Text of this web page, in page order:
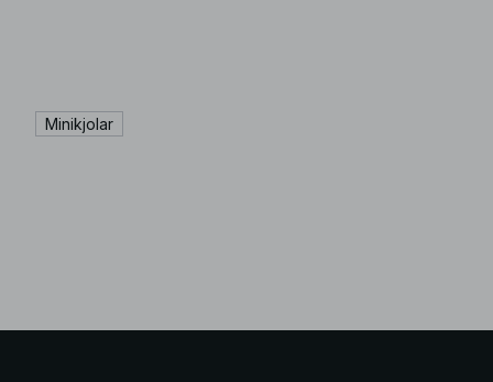
Minikjolar